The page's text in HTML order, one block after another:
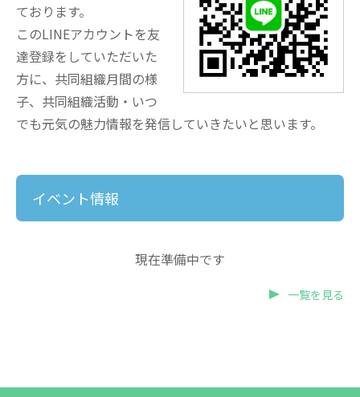
ております。
このLINEアカウントを友
達登録をしていただいた
方に、共同組織月間の様
子、共同組織活動・いつ
でも元気の魅力情報を発信していきたいと思います。
イベント情報
現在準備中です
一覧を見る